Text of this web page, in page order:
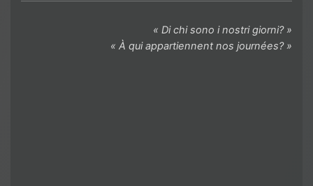
« Di chi sono i nostri giorni? »
« À qui appartiennent nos journées? »